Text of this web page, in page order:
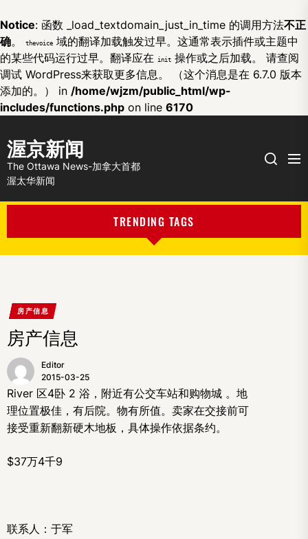
Notice: 函数 _load_textdomain_just_in_time 的调用方法不正
确。 thevoice 域的翻译加载触发过早。这通常表示插件或主题中
的某些代码运行过早。翻译应在
init 操作或之后加载。 请查阅
调试 WordPress来获取更多信息。 （这个消息是在 6.7.0 版本
添加的。） in /home/wjzm/public_html/wp-
includes/functions.php on line 6170
渥京新闻
The Ottawa News-加拿大首都
渥太华新闻
Search
TRENDING TAGS
房产信息
房产信息
Editor
2015-03-25
River 区4卧 2 浴，附近有公交车站和购物城 。地
理位置极佳，有后院。物有所值。卖家在交接前可
接受重新翻新硬木地板，具体操作依据条约。
$37万4千9
联系人：于军